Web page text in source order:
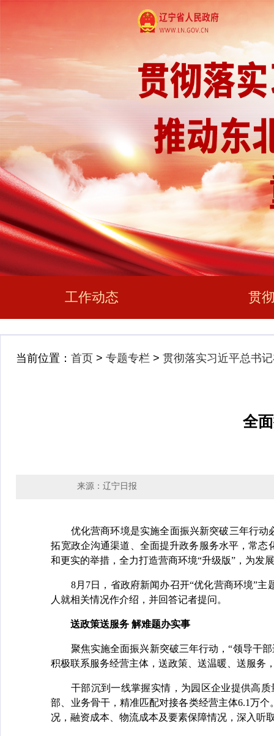
工作动态 贯
当前位置： 首页 > 专题专栏 > 贯彻落实习近平总书
全
来源：辽宁日报
优化营商环境是实施全面振兴新突破三年行动
拓宽政企沟通渠道、全面提升政务服务水平，常
和更实的举措，全力打造营商环境“升级版”，为发
8月7日，省政府新闻办召开“优化营商环境”主
人就相关情况作介绍，并回答记者提问。
送政策送服务 解难题办实事
聚焦实施全面振兴新突破三年行动，“领导干部
积极联系服务经营主体，送政策、送温暖、送服务
干部沉到一线掌握实情，为园区企业提供高质
部、业务骨干，精准匹配对接各类经营主体6.1万
况，融资成本、物流成本及要素保障情况，深入听